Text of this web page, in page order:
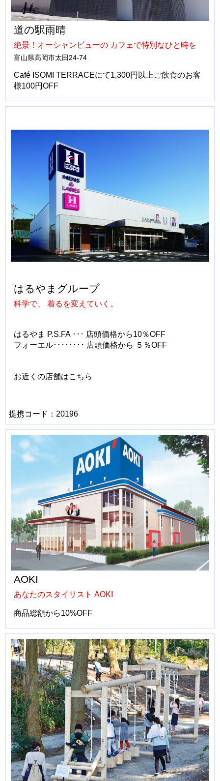
道の駅雨晴
絶景！オーシャンビューの カフェで特別なひと時を
富山県高岡市太田24-74
Café ISOMI TERRACEにて1,300円以上ご飲食のお客
様100円OFF
はるやまグループ
科学で、 着るを変えていく。
はるやま P.S.FA ･･･ 店頭価格から10％OFF
フォーエル････････ 店頭価格から ５％OFF
お近くの店舗はこちら
提携コード：20196
AOKI
あなたのスタイリスト AOKI
商品総額から10%OFF